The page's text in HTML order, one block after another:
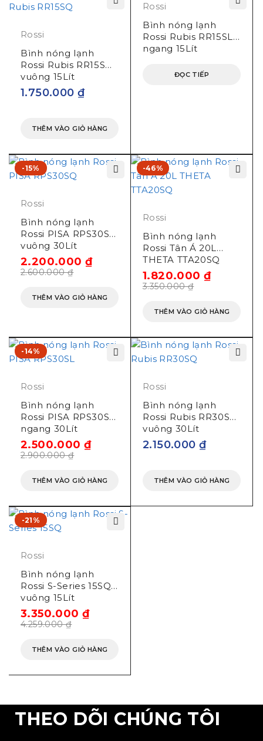
Rossi
Bình nóng lạnh
Rossi Rubis RR15SQ
vuông 15Lít
1.750.000₫
THÊM VÀO GIỎ HÀNG
Rossi
Bình nóng lạnh
Rossi Rubis RR15SL
ngang 15Lít
ĐỌC TIẾP
-15%
Rossi
Bình nóng lạnh
Rossi PISA RPS30SQ
vuông 30Lít
2.600.000₫
2.200.000₫
THÊM VÀO GIỎ HÀNG
-46%
Rossi
Bình nóng lạnh
Rossi Tân Á 20L
THETA TTA20SQ
(Vuông)
3.350.000₫
1.820.000₫
THÊM VÀO GIỎ HÀNG
-14%
Rossi
Bình nóng lạnh
Rossi PISA RPS30SL
ngang 30Lít
2.900.000₫
2.500.000₫
THÊM VÀO GIỎ HÀNG
Rossi
Bình nóng lạnh
Rossi Rubis RR30SQ
vuông 30Lít
2.150.000₫
THÊM VÀO GIỎ HÀNG
-21%
Rossi
Bình nóng lạnh
Rossi S-Series 15SQ
vuông 15Lít
4.259.000₫
3.350.000₫
THÊM VÀO GIỎ HÀNG
THEO DÕI CHÚNG TÔI